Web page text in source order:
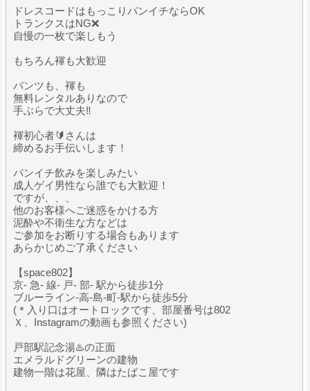
ドレスコードはもっこりパンイチならOK
トランクスはNG❌
自慢の一枚で楽しもう
もちろん褌も大歓迎
パンツも、褌も
無料レンタルありなので
手ぶらで大丈夫‼️
褌初心者🔰さんは
締めるお手伝いします！
パンイチ飲みを楽しみたい
成人ゲイ男性なら誰でも大歓迎！
ですが、、、
他のお客様へご迷惑をかける方
泥酔や不衛生な方などは
ご参加をお断りする場合もあります
あらかじめご了承ください
【space802】
京- 急- 線- 戸- 部- 駅から徒歩1分
ブルーライン-高-島-町-駅から徒歩5分
(＊入り口はオートロックです、部屋番号は802
Ｘ、Instagramの動画も参照ください)
戸部駅記念湯♨️の正面
エメラルドグリーンの建物
建物一階は花屋、隣はたばこ屋です